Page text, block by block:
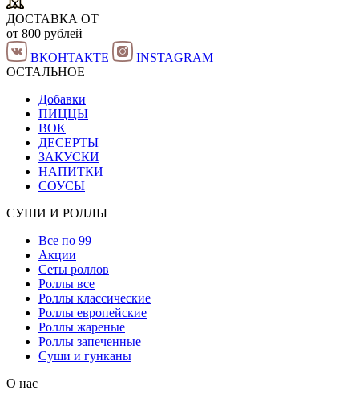
ДОСТАВКА ОТ
от 800 рублей
ВКОНТАКТЕ
INSTAGRAM
ОСТАЛЬНОЕ
Добавки
ПИЦЦЫ
ВОК
ДЕСЕРТЫ
ЗАКУСКИ
НАПИТКИ
СОУСЫ
СУШИ И РОЛЛЫ
Все по 99
Акции
Сеты роллов
Роллы все
Роллы классические
Роллы европейские
Роллы жареные
Роллы запеченные
Суши и гунканы
О нас